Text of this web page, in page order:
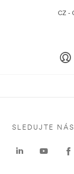
CZ -
SLEDUJTE NÁS